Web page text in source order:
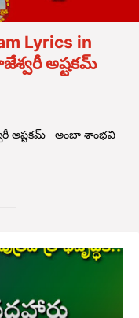
Lyrics in
అష్టకమ్
అష్టకమ్ అంబా శాంభవి